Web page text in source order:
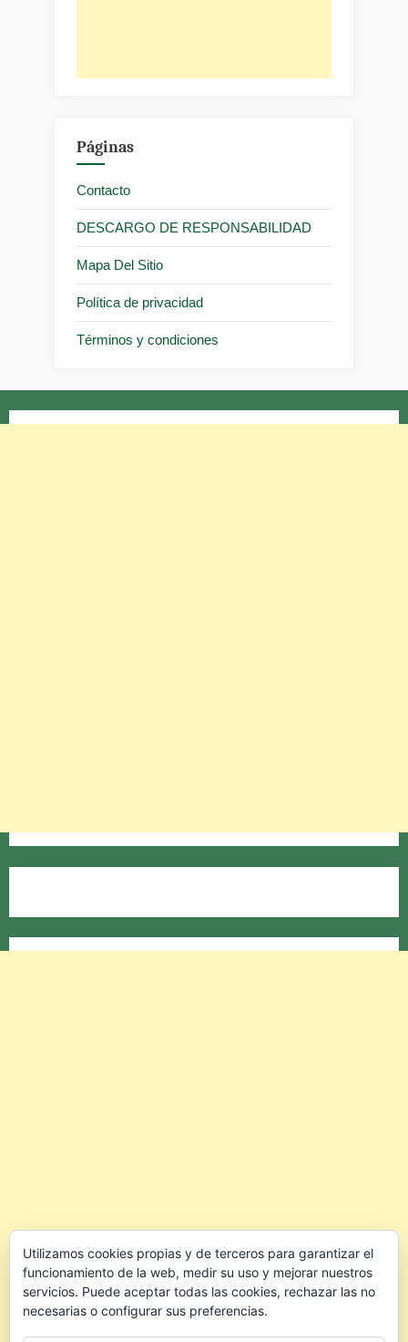
Páginas
Contacto
DESCARGO DE RESPONSABILIDAD
Mapa Del Sitio
Política de privacidad
Términos y condiciones
Utilizamos cookies propias y de terceros para garantizar el
funcionamiento de la web, medir su uso y mejorar nuestros
servicios. Puede aceptar todas las cookies, rechazar las no
necesarias o configurar sus preferencias.